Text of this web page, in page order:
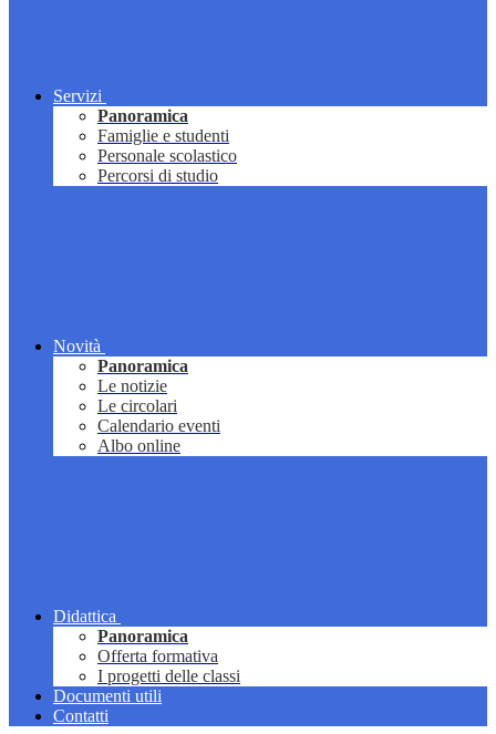
Servizi
Panoramica
Famiglie e studenti
Personale scolastico
Percorsi di studio
Novità
Panoramica
Le notizie
Le circolari
Calendario eventi
Albo online
Didattica
Panoramica
Offerta formativa
I progetti delle classi
Documenti utili
Contatti